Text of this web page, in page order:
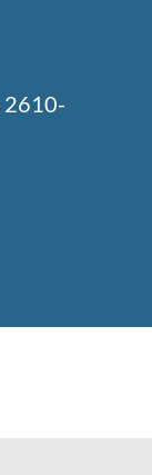
2610-